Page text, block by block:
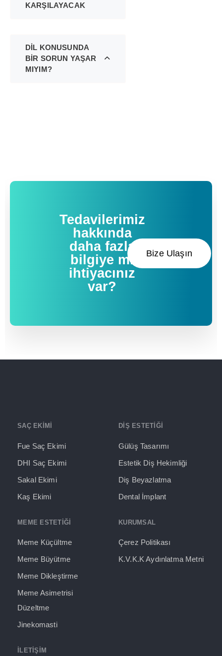
KARŞILAYACAK
DİL KONUSUNDA
BİR SORUN YAŞAR
MIYIM?
Tedavilerimiz
hakkında
daha fazla
bilgiye mi
ihtiyacınız
var?
Bize Ulaşın
SAÇ EKİMİ
Fue Saç Ekimi
DHI Saç Ekimi
Sakal Ekimi
Kaş Ekimi
DİŞ ESTETİĞİ
Gülüş Tasarımı
Estetik Diş Hekimliği
Diş Beyazlatma
Dental İmplant
MEME ESTETİĞİ
Meme Küçültme
Meme Büyütme
Meme Dikleştirme
Meme Asimetrisi
Düzeltme
Jinekomasti
KURUMSAL
Çerez Politikası
K.V.K.K Aydınlatma Metni
İLETIŞIM